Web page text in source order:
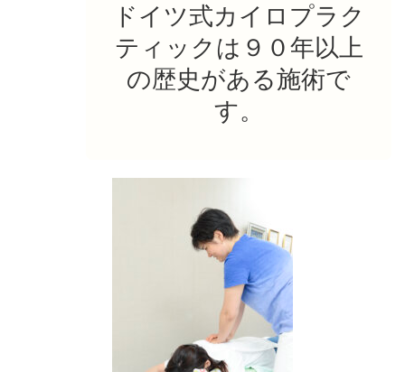
ドイツ式カイロプラク
ティックは９０年以上
の歴史がある施術で
す。